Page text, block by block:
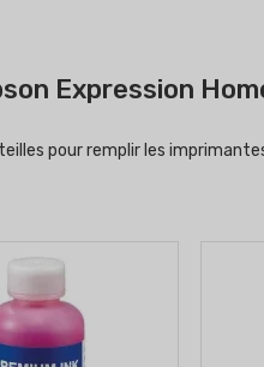
Expression
pour remplir les